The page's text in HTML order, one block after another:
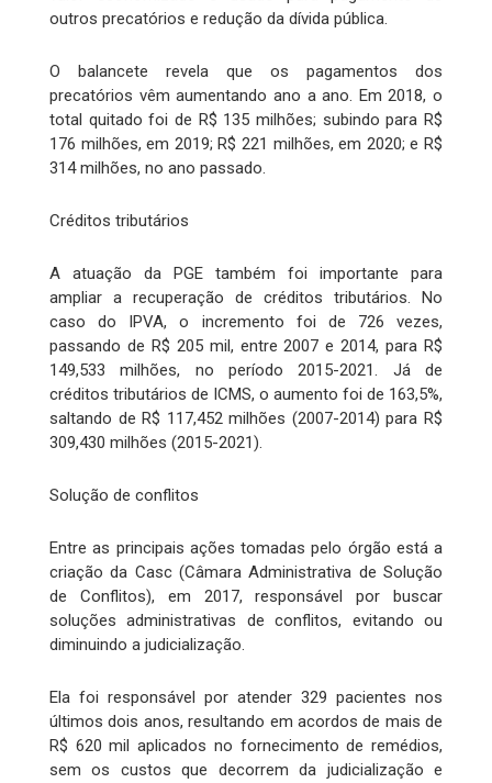
outros precatórios e redução da dívida pública.
O balancete revela que os pagamentos dos
precatórios vêm aumentando ano a ano. Em 2018, o
total quitado foi de R$ 135 milhões; subindo para R$
176 milhões, em 2019; R$ 221 milhões, em 2020; e R$
314 milhões, no ano passado.
Créditos tributários
A atuação da PGE também foi importante para
ampliar a recuperação de créditos tributários. No
caso do IPVA, o incremento foi de 726 vezes,
passando de R$ 205 mil, entre 2007 e 2014, para R$
149,533 milhões, no período 2015-2021. Já de
créditos tributários de ICMS, o aumento foi de 163,5%,
saltando de R$ 117,452 milhões (2007-2014) para R$
309,430 milhões (2015-2021).
Solução de conflitos
Entre as principais ações tomadas pelo órgão está a
criação da Casc (Câmara Administrativa de Solução
de Conflitos), em 2017, responsável por buscar
soluções administrativas de conflitos, evitando ou
diminuindo a judicialização.
Ela foi responsável por atender 329 pacientes nos
últimos dois anos, resultando em acordos de mais de
R$ 620 mil aplicados no fornecimento de remédios,
sem os custos que decorrem da judicialização e